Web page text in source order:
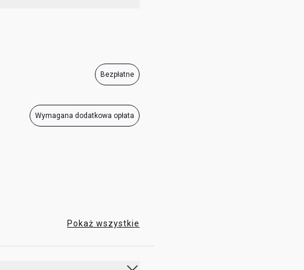
Bezpłatne
Wymagana dodatkowa opłata
Pokaż wszystkie